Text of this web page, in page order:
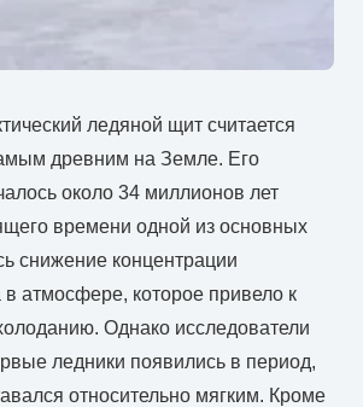
ледяной щит считается
древним на Земле. Его
около 34 миллионов лет
времени одной из основных
снижение концентрации
в атмосфере, которое привело к
Однако исследователи
ледники появились в период,
относительно мягким. Кроме